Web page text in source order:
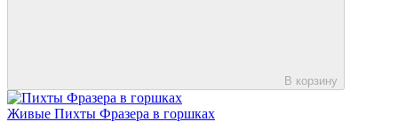
В корзину
Живые Пихты Фразера в горшках